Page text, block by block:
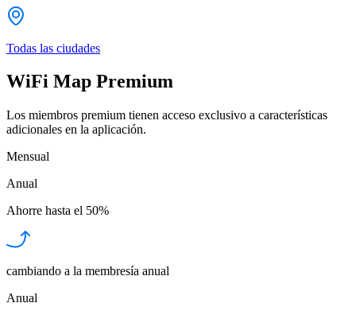
Todas las ciudades
WiFi Map Premium
Los miembros premium tienen acceso exclusivo a características
adicionales en la aplicación.
Mensual
Anual
Ahorre hasta el 50%
cambiando a la membresía anual
Anual